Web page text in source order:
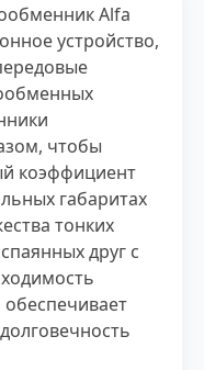
Alfa
устройство,
чтобы
коэффициент
габаритах
тонких
друг с